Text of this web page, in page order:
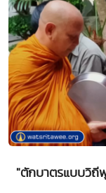
"ตักบาตรแบบวิถี